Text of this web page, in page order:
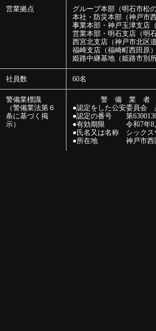
営業拠点
グループ本部（明石市松
本社・防災本部（神戸市西
事業本部・神戸玉津支店
営業本部・明石支店（明
西宮北支店（神戸市北区道
福崎支店（福崎町西田原）
姫路中継基地（姫路市別所
社員数 60名
警備業標識
（警備業法第６
条に基づく掲
示）
警 備 業 者
●認定をした公安委員会
●認定の番号 第
●有効期限 令和7年8月
●氏名又は名称 シックス
●所在地 神戸市西区